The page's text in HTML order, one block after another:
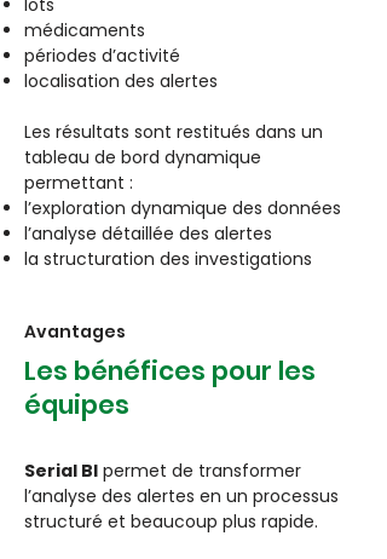
lots
médicaments
périodes d’activité
localisation des alertes
Les résultats sont restitués dans un
tableau de bord dynamique
permettant :
l’exploration dynamique des données
l’analyse détaillée des alertes
la structuration des investigations
Avantages
Les bénéfices pour les
équipes
Serial BI permet de transformer
l’analyse des alertes en un processus
structuré et beaucoup plus rapide.